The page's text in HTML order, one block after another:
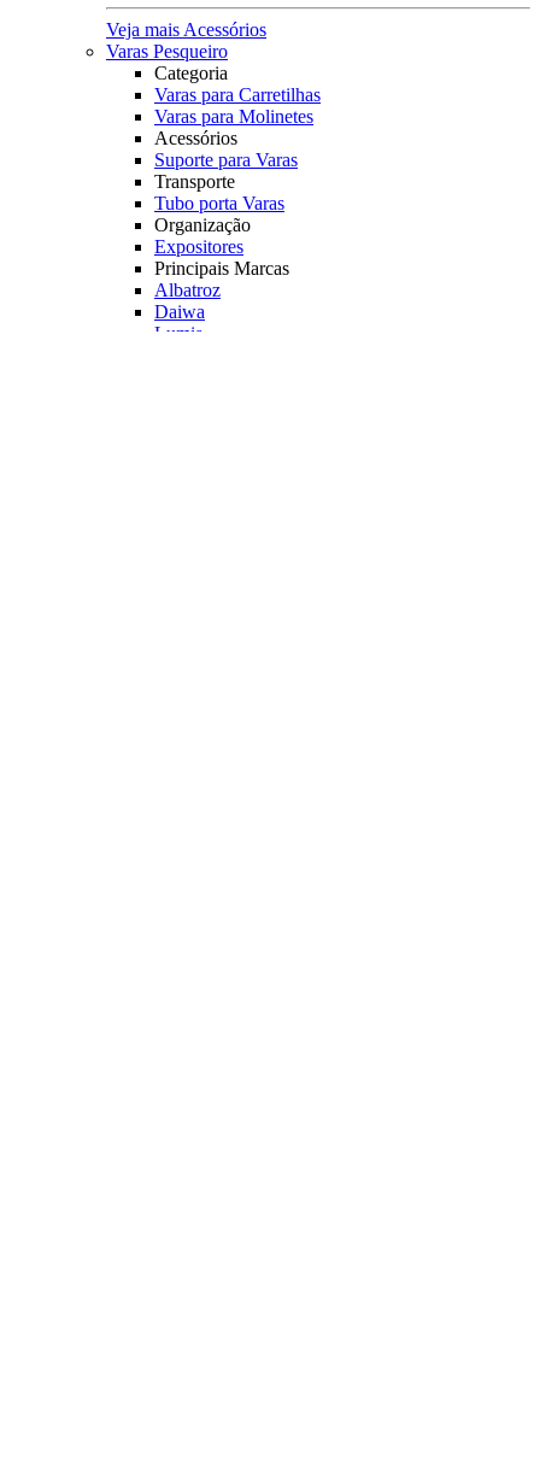
Veja mais Acessórios
Varas Pesqueiro
Categoria
Varas para Carretilhas
Varas para Molinetes
Acessórios
Suporte para Varas
Transporte
Tubo porta Varas
Organização
Expositores
Principais Marcas
Albatroz
Daiwa
Lumis